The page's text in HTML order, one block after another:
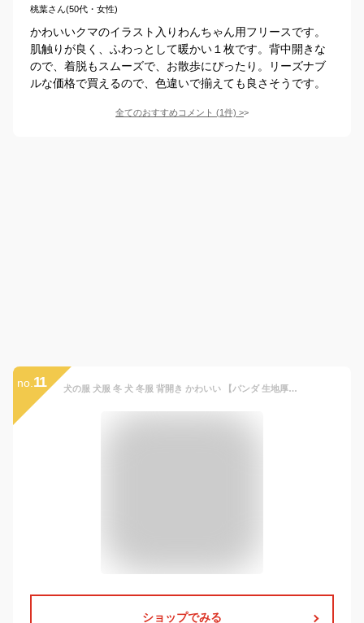
桃葉さん(50代・女性)
かわいいクマのイラスト入りわんちゃん用フリースです。
肌触りが良く、ふわっとして暖かい１枚です。背中開きな
ので、着脱もスムーズで、お散歩にぴったり。リーズナブ
ルな価格で買えるので、色違いで揃えても良さそうです。
全てのおすすめコメント (1件) >
no. 11 犬の服 犬服 冬 犬 冬服 背開き かわいい 【パンダ 生地厚めデザイン】 背中開き 袖なし シニア 老犬 着せやすい 小型犬 犬用 ワンピース ウェア おしゃれ ドッグウェア 春 夏 秋 冬
ショップでみる